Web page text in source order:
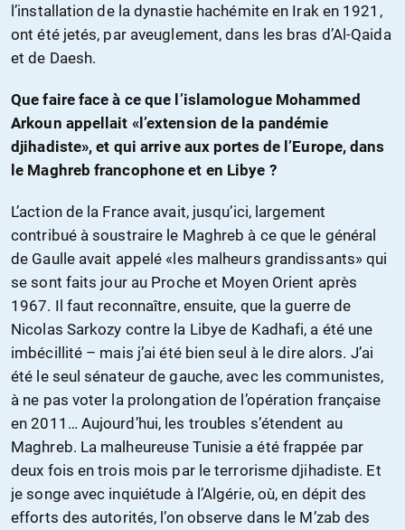
l’installation de la dynastie hachémite en Irak en 1921,
ont été jetés, par aveuglement, dans les bras d’Al-Qaida
et de Daesh.
Que faire face à ce que l’islamologue Mohammed
Arkoun appellait «l’extension de la pandémie
djihadiste», et qui arrive aux portes de l’Europe, dans
le Maghreb francophone et en Libye ?
L’action de la France avait, jusqu’ici, largement
contribué à soustraire le Maghreb à ce que le général
de Gaulle avait appelé «les malheurs grandissants» qui
se sont faits jour au Proche et Moyen Orient après
1967. Il faut reconnaître, ensuite, que la guerre de
Nicolas Sarkozy contre la Libye de Kadhafi, a été une
imbécillité – mais j’ai été bien seul à le dire alors. J’ai
été le seul sénateur de gauche, avec les communistes,
à ne pas voter la prolongation de l’opération française
en 2011… Aujourd’hui, les troubles s’étendent au
Maghreb. La malheureuse Tunisie a été frappée par
deux fois en trois mois par le terrorisme djihadiste. Et
je songe avec inquiétude à l’Algérie, où, en dépit des
efforts des autorités, l’on observe dans le M’zab des